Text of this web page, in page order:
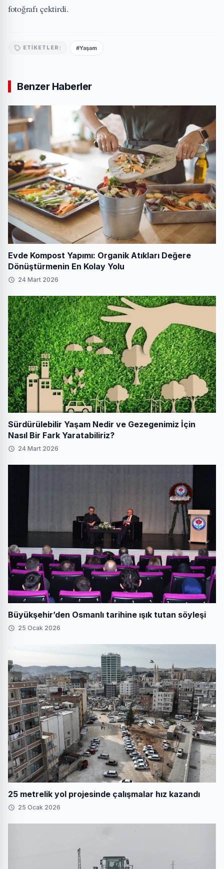
fotoğrafı çektirdi.
ETIKETLER: #Yaşam
Benzer Haberler
Evde Kompost Yapımı: Organik Atıkları Değere
Dönüştürmenin En Kolay Yolu
24 Mart 2026
Sürdürülebilir Yaşam Nedir ve Gezegenimiz İçin
Nasıl Bir Fark Yaratabiliriz?
24 Mart 2026
Büyükşehir’den Osmanlı tarihine ışık tutan söyleşi
25 Ocak 2026
25 metrelik yol projesinde çalışmalar hız kazandı
25 Ocak 2026